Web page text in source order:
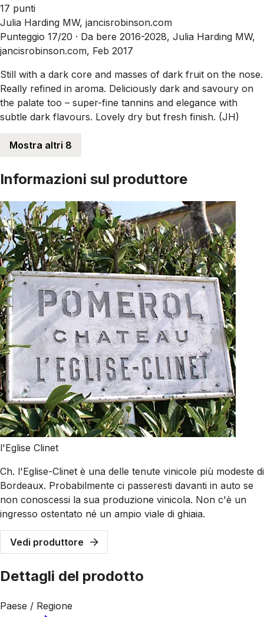
17 punti
Julia Harding MW, jancisrobinson.com
Punteggio 17/20 · Da bere 2016-2028, Julia Harding MW,
jancisrobinson.com, Feb 2017
Still with a dark core and masses of dark fruit on the nose.
Really refined in aroma. Deliciously dark and savoury on
the palate too – super-fine tannins and elegance with
subtle dark flavours. Lovely dry but fresh finish. (JH)
Mostra altri 8
Informazioni sul produttore
l'Eglise Clinet
Ch. l'Eglise-Clinet è una delle tenute vinicole più modeste di
Bordeaux. Probabilmente ci passeresti davanti in auto se
non conoscessi la sua produzione vinicola. Non c'è un
ingresso ostentato né un ampio viale di ghiaia.
Vedi produttore
Dettagli del prodotto
Paese / Regione